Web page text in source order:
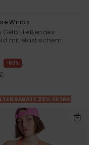
Winds
Gelb Fließendes
mit elastischem
63%
RABATT 25% EXTRA